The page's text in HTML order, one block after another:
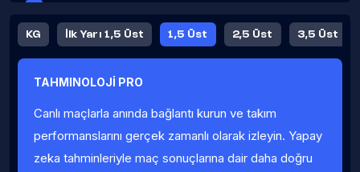
KG İlk Yarı 1,5 Üst 1,5 Üst 2,5 Üst 3,5 Üst
Fauller Ortalama
TAHMINOLOJİ PRO
Canlı maçlarla anında bağlantı kurun ve takım
performanslarını gerçek zamanlı olarak izleyin. Yapay
zeka tahminleriyle maç sonuçlarına dair daha doğru